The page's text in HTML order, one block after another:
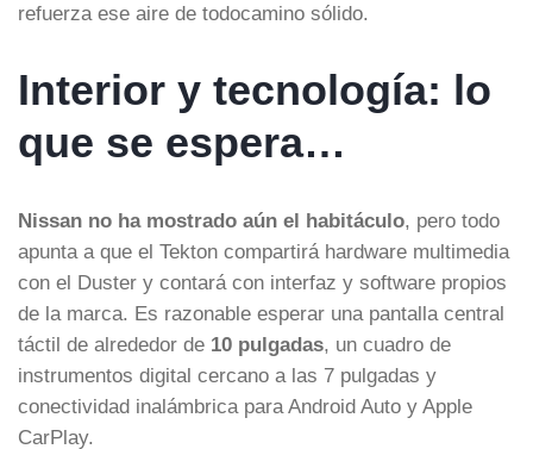
refuerza ese aire de todocamino sólido.
Interior y tecnología: lo
que se espera…
Nissan no ha mostrado aún el habitáculo, pero todo
apunta a que el Tekton compartirá hardware multimedia
con el Duster y contará con interfaz y software propios
de la marca. Es razonable esperar una pantalla central
táctil de alrededor de 10 pulgadas, un cuadro de
instrumentos digital cercano a las 7 pulgadas y
conectividad inalámbrica para Android Auto y Apple
CarPlay.